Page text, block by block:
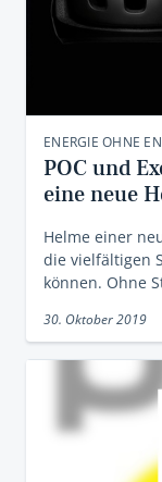
ENERGIE OHNE
POC und
eine neue
Helme einer
die vielfältigen
können. Ohne
30. Oktober 2019